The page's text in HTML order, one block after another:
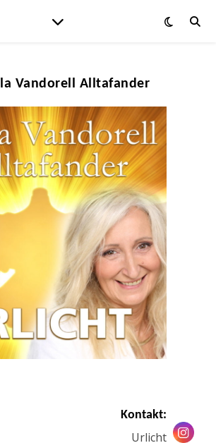
Vandorell Alltafander
Kontakt:
Urlicht